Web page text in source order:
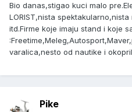
Bio danas,stigao kuci malo
LORIST,nista
itd.Firme koje imaju stand i koje
varalica,nesto od nautike i
Pike